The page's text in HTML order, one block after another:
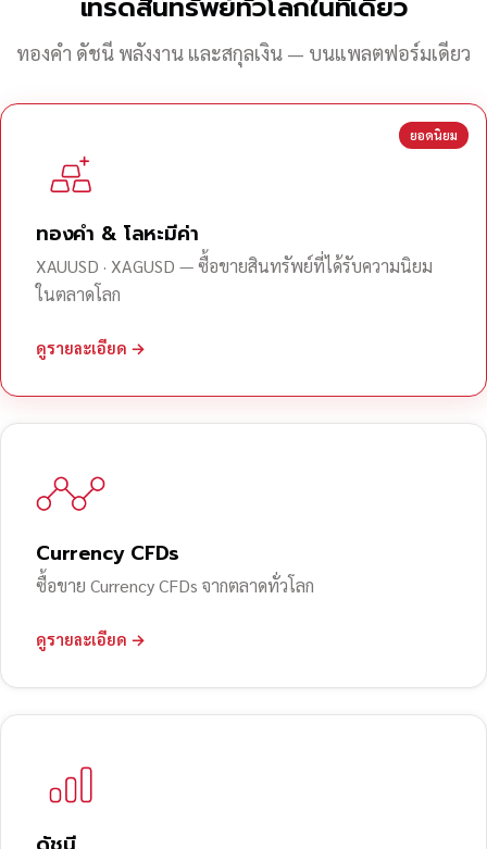
ทองคำ ดัชนี พลังงาน และสกุลเงิน — บนแพลตฟอร์มเดียว
ยอดนิยม
ทองคำ & โลหะมีค่า
XAUUSD · XAGUSD — ซื้อขายสินทรัพย์ที่ได้รับความนิยม
ในตลาดโลก
ดูรายละเอียด →
Currency CFDs
ซื้อขาย Currency CFDs จากตลาดทั่วโลก
ดูรายละเอียด →